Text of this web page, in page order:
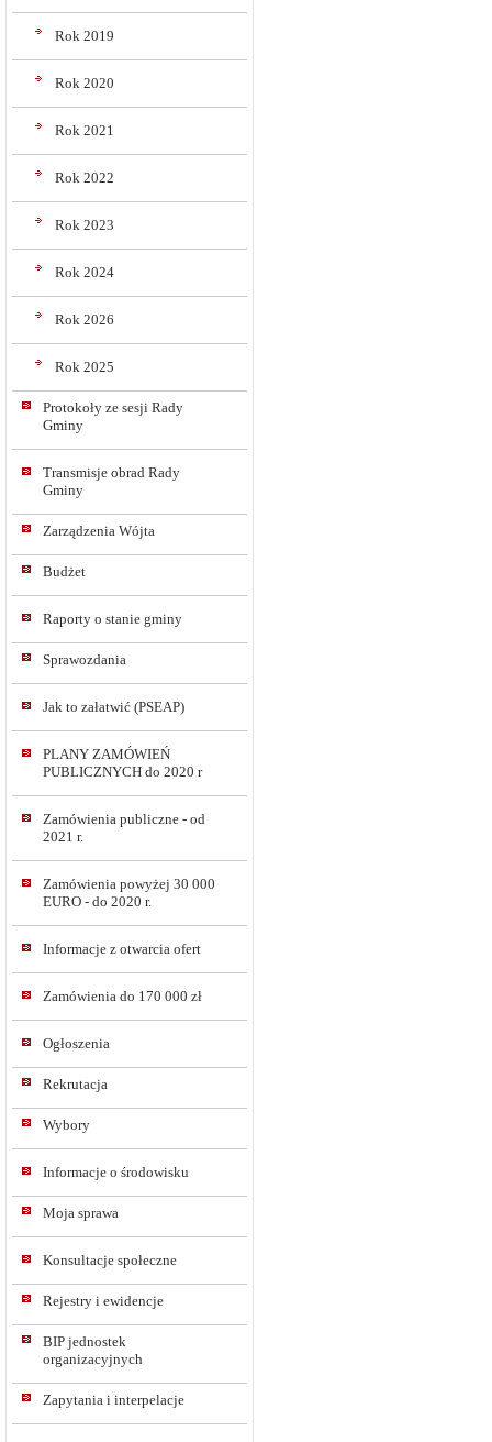
Rok 2019
Rok 2020
Rok 2021
Rok 2022
Rok 2023
Rok 2024
Rok 2026
Rok 2025
Protokoły ze sesji Rady
Gminy
Transmisje obrad Rady
Gminy
Zarządzenia Wójta
Budżet
Raporty o stanie gminy
Sprawozdania
Jak to załatwić (PSEAP)
PLANY ZAMÓWIEŃ
PUBLICZNYCH do 2020 r
Zamówienia publiczne - od
2021 r.
Zamówienia powyżej 30 000
EURO - do 2020 r.
Informacje z otwarcia ofert
Zamówienia do 170 000 zł
Ogłoszenia
Rekrutacja
Wybory
Informacje o środowisku
Moja sprawa
Konsultacje społeczne
Rejestry i ewidencje
BIP jednostek
organizacyjnych
Zapytania i interpelacje